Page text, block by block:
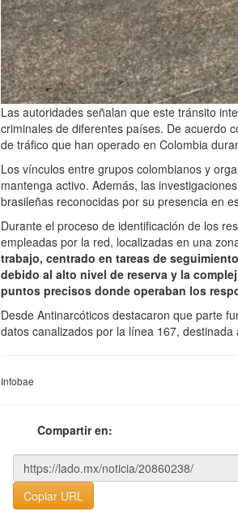
Las autoridades señalan que este tránsito
criminales de diferentes países. De acuerdo
de tráfico que han operado en Colombia
Los vínculos entre grupos colombianos y
mantenga activo. Además, las
brasileñas reconocidas por su presencia en
Durante el proceso de identificación de los
empleadas por la red, localizadas en una
trabajo, centrado en tareas de
debido al alto nivel de reserva y la
puntos precisos donde operaban los
Desde Antinarcóticos destacaron que parte
datos canalizados por la línea 167,
Infobae
Compartir en:
Copiar URL